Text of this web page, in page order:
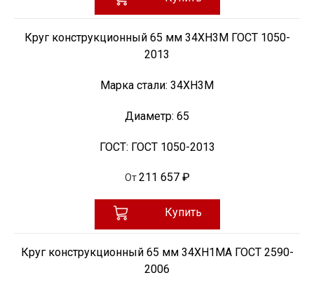
Круг конструкционный 65 мм 34ХН3М ГОСТ 1050-
2013
Марка стали: 34ХН3М
Диаметр: 65
ГОСТ: ГОСТ 1050-2013
От 211 657 ₽
Купить
Круг конструкционный 65 мм 34ХН1МА ГОСТ 2590-
2006